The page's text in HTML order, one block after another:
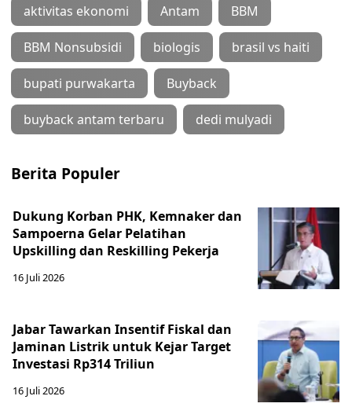
aktivitas ekonomi Antam BBM
BBM Nonsubsidi biologis brasil vs haiti
bupati purwakarta Buyback
buyback antam terbaru dedi mulyadi
Berita Populer
Dukung Korban PHK, Kemnaker dan
Sampoerna Gelar Pelatihan
Upskilling dan Reskilling Pekerja
16 Juli 2026
Jabar Tawarkan Insentif Fiskal dan
Jaminan Listrik untuk Kejar Target
Investasi Rp314 Triliun
16 Juli 2026